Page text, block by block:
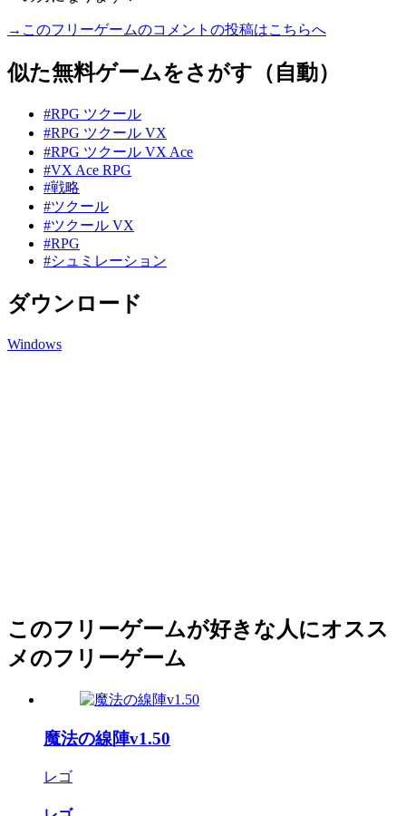
→このフリーゲームのコメントの投稿はこちらへ
似た無料ゲームをさがす（自動）
#RPG ツクール
#RPG ツクール VX
#RPG ツクール VX Ace
#VX Ace RPG
#戦略
#ツクール
#ツクール VX
#RPG
#シュミレーション
ダウンロード
Windows
このフリーゲームが好きな人にオスス
メのフリーゲーム
魔法の線陣v1.50
レゴ